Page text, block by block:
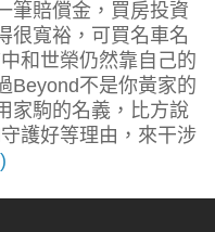
筆賠償金，買房投資
很寬裕，可買名車名
和世榮仍然靠自己的
Beyond不是你黃家的
家駒的名義，比方說
護好等理由，來干涉